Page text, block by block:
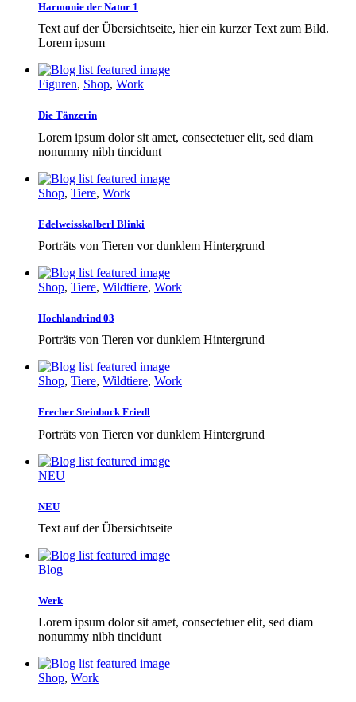
Harmonie der Natur 1
Text auf der Übersichtseite, hier ein kurzer Text zum Bild.
Lorem ipsum
Figuren, Shop, Work
Die Tänzerin
Lorem ipsum dolor sit amet, consectetuer elit, sed diam
nonummy nibh tincidunt
Shop, Tiere, Work
Edelweisskalberl Blinki
Porträts von Tieren vor dunklem Hintergrund
Shop, Tiere, Wildtiere, Work
Hochlandrind 03
Porträts von Tieren vor dunklem Hintergrund
Shop, Tiere, Wildtiere, Work
Frecher Steinbock Friedl
Porträts von Tieren vor dunklem Hintergrund
NEU
NEU
Text auf der Übersichtseite
Blog
Werk
Lorem ipsum dolor sit amet, consectetuer elit, sed diam
nonummy nibh tincidunt
Shop, Work